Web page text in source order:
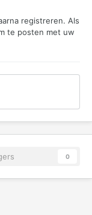
registreren. Als
te posten met uw
0